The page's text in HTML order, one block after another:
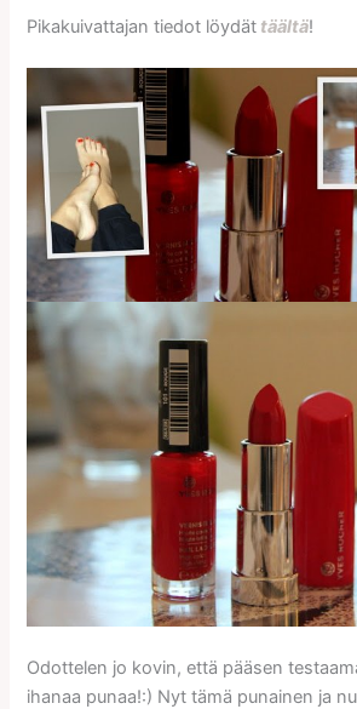
Pikakuivattajan tiedot löydät täältä!
Odottelen jo kovin, että pääsen
ihanaa punaa!:) Nyt tämä punainen ja